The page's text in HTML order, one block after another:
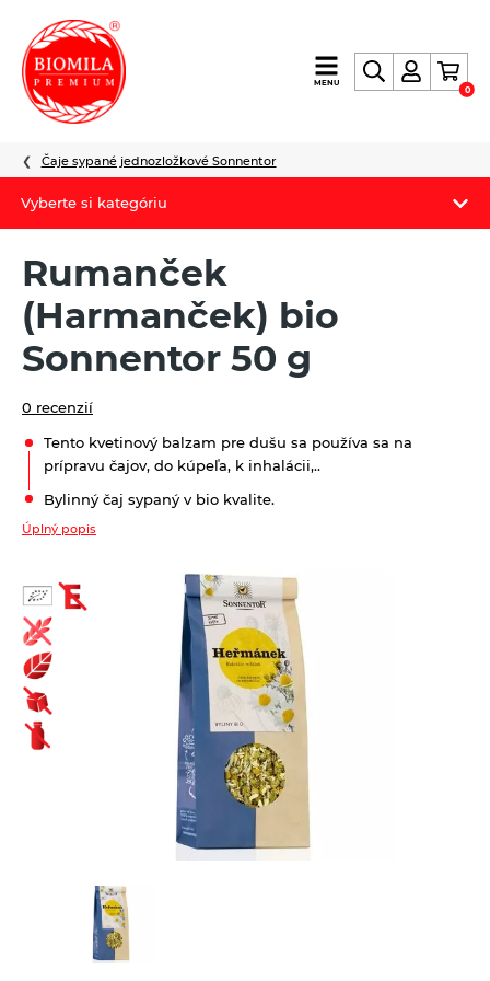
výroba
a
nielen
MENU
0
Vyberte si kategóriu
Špaldové výrobky
Novinky
Biopotraviny ako darček
Bezlepkové bezvaječné kukuričné cestoviny
Bezlepkové bezvaječné kukurično-ryžové cestoviny pre deti
Bezlepkové bezvaječné ryžové cestoviny
Bezlepkové bezvaječné strukovinové cestoviny
Bezvaječné cestoviny pre deti z tvrdej pšenice
Pšeničné biele bezvaječné cestoviny
Pšeničné celozrnné bezvaječné cestoviny
Pšeničné zeleninové bezvaječné cetoviny
Ražné celozrnné bezvaječné cestoviny
Špaldové biele bezvaječné cestoviny
Špaldové celozrnné bezvaječné cestoviny
Čaje
Bioraráškovia Sonnentor
Čaje ako darček ochutnávkové sady Sonnentor
Čaje Dr.Popov
Čaje porciované bylinné a s korením Sonnentor
Čaje porciované jednozložkové Sonnentor
Čaje sypané - bylinné a korenené zmesi Sonnentor
Čaje sypané čierne Sonnentor
Čaje sypané jednozložkové Sonnentor
Čaje sypané jednozložkové Sonnentor
Rumanček
(Harmanček) bio
Sonnentor 50 g
0 recenzií
Tento kvetinový balzam pre dušu sa používa sa na
prípravu čajov, do kúpeľa, k inhalácii,..
Bylinný čaj sypaný v bio kvalite.
Úplný popis